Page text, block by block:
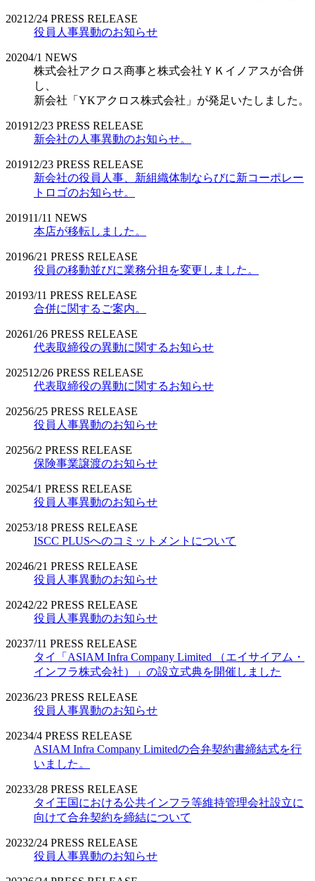
2021 2/24 PRESS RELEASE
役員人事異動のお知らせ
20204/1 NEWS
株式会社アクロス商事と株式会社ＹＫイノアスが合併
し、
新会社「YKアクロス株式会社」が発足いたしました。
201912/23 PRESS RELEASE
新会社の人事異動のお知らせ。
201912/23 PRESS RELEASE
新会社の役員人事、新組織体制ならびに新コーポレー
トロゴのお知らせ。
201911/11 NEWS
本店が移転しました。
20196/21 PRESS RELEASE
役員の移動並びに業務分担を変更しました。
20193/11 PRESS RELEASE
合併に関するご案内。
20261/26 PRESS RELEASE
代表取締役の異動に関するお知らせ
202512/26 PRESS RELEASE
代表取締役の異動に関するお知らせ
20256/25 PRESS RELEASE
役員人事異動のお知らせ
20256/2 PRESS RELEASE
保険事業譲渡のお知らせ
20254/1 PRESS RELEASE
役員人事異動のお知らせ
20253/18 PRESS RELEASE
ISCC PLUSへのコミットメントについて
20246/21 PRESS RELEASE
役員人事異動のお知らせ
20242/22 PRESS RELEASE
役員人事異動のお知らせ
20237/11 PRESS RELEASE
タイ「ASIAM Infra Company Limited （エイサイアム・
インフラ株式会社）」の設立式典を開催しました
20236/23 PRESS RELEASE
役員人事異動のお知らせ
20234/4 PRESS RELEASE
ASIAM Infra Company Limitedの合弁契約書締結式を行
いました。
20233/28 PRESS RELEASE
タイ王国における公共インフラ等維持管理会社設立に
向けて合弁契約を締結について
20232/24 PRESS RELEASE
役員人事異動のお知らせ